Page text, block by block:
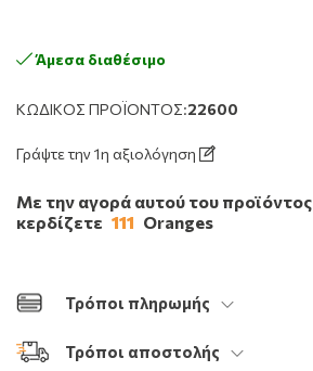
ΚΩΔΙΚΌΣ ΠΡΟΪΌΝΤΟΣ:22600
Γράψτε την 1η αξιολόγηση
Άμεσα διαθέσιμο
Με την αγορά αυτού του προϊόντος
κερδίζετε 111 Oranges
Τρόποι πληρωμής
Τρόποι αποστολής